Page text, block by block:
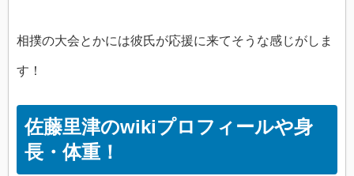
相撲の大会とかには彼氏が応援に来てそうな感じがしま
す！
佐藤里津のwikiプロフィールや身
長・体重！